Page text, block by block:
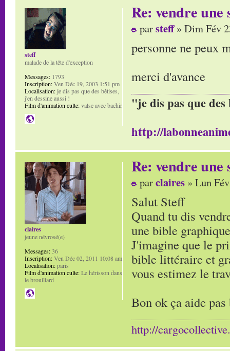
Re: vendre une
parsteff» Dim Fév
personne ne peux
merci d'avance
"je dis pas que
http://
steff
malade de la tête d'exception
Messages: 1793
Inscription:Ven Déc 19, 2003 1:51 pm
Localisation:je dis pas que des bêtises,
j'en dessine aussi !
Film d'animation culte:valse avec bachir
Re: vendre une
parclaires » Lun
Salut Steff
Quand tu dis
une bible
J'imagine que le
bible littéraire et
vous estimez le
Bon ok ça aide pas
http://
claires
jeune névrosé(e)
Messages:36
Inscription:Ven Déc 02, 2011 10:08 am
Localisation:paris
Film d'animation culte:Le hérisson dans
le brouillard